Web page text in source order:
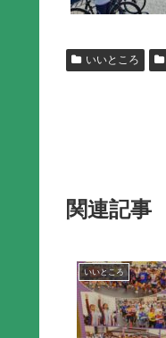
いいところ
関連記事
いいところ